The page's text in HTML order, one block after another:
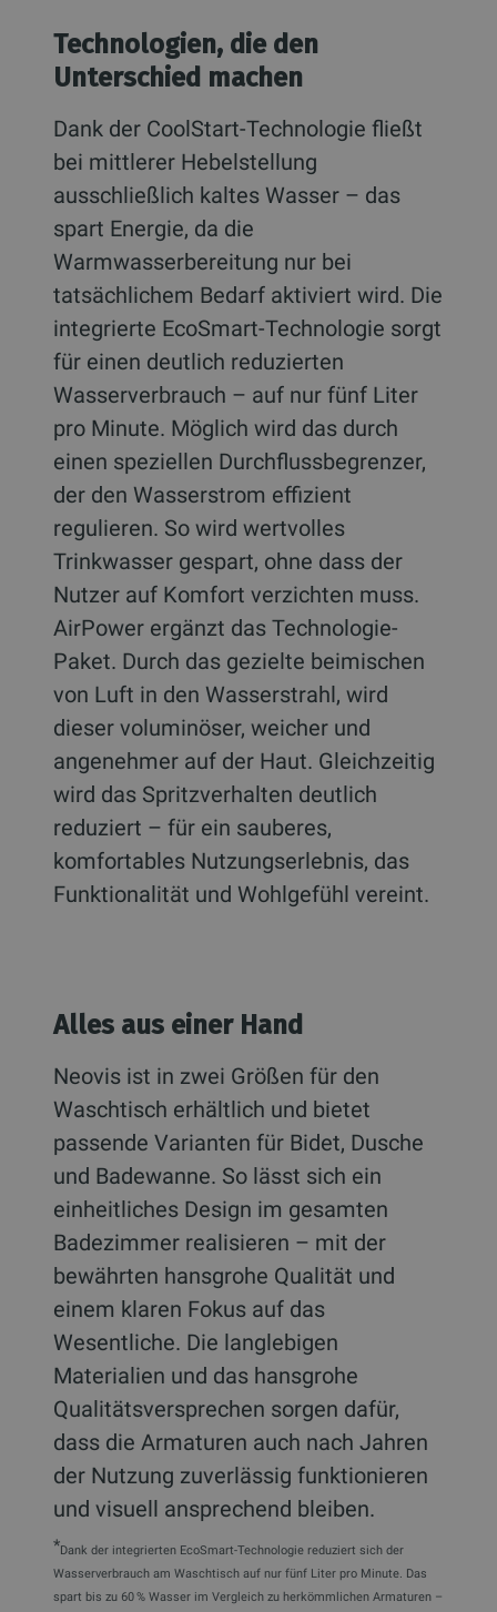
Technologien, die den
Unterschied machen
Dank der CoolStart-Technologie fließt
bei mittlerer Hebelstellung
ausschließlich kaltes Wasser – das
spart Energie, da die
Warmwasserbereitung nur bei
tatsächlichem Bedarf aktiviert wird. Die
integrierte EcoSmart-Technologie sorgt
für einen deutlich reduzierten
Wasserverbrauch – auf nur fünf Liter
pro Minute. Möglich wird das durch
einen speziellen Durchflussbegrenzer,
der den Wasserstrom effizient
regulieren. So wird wertvolles
Trinkwasser gespart, ohne dass der
Nutzer auf Komfort verzichten muss.
AirPower ergänzt das Technologie-
Paket. Durch das gezielte beimischen
von Luft in den Wasserstrahl, wird
dieser voluminöser, weicher und
angenehmer auf der Haut. Gleichzeitig
wird das Spritzverhalten deutlich
reduziert – für ein sauberes,
komfortables Nutzungserlebnis, das
Funktionalität und Wohlgefühl vereint.
Alles aus einer Hand
Neovis ist in zwei Größen für den
Waschtisch erhältlich und bietet
passende Varianten für Bidet, Dusche
und Badewanne. So lässt sich ein
einheitliches Design im gesamten
Badezimmer realisieren – mit der
bewährten hansgrohe Qualität und
einem klaren Fokus auf das
Wesentliche. Die langlebigen
Materialien und das hansgrohe
Qualitätsversprechen sorgen dafür,
dass die Armaturen auch nach Jahren
der Nutzung zuverlässig funktionieren
und visuell ansprechend bleiben.
*Dank der integrierten EcoSmart-Technologie reduziert sich der
Wasserverbrauch am Waschtisch auf nur fünf Liter pro Minute. Das
spart bis zu 60 % Wasser im Vergleich zu herkömmlichen Armaturen –